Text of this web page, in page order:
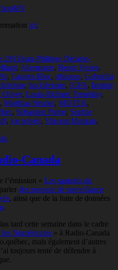
ici.
2015Auteur
Jean-Philippe Décarie-
, Allemagne, Bengt Sjolen,
, Eastern Bloc, ethiques, Gabriella
, hacktivisme, IGFA, Institut
Oliver, Louis-Richard Tremblay,
, Matthias Strubel, MUTEK,
, Sébastien Pierre, Sophie
, vie privée, Vincent Marquis,
Canada
l’émission « Les samedis du
des pouvoir de surveillance
, ainsi que de la fuite de données
.
tard cette semaine dans le cadre
Numéricains » à Radio-Canada
mais également d’autres
toujours tenté de défendre à